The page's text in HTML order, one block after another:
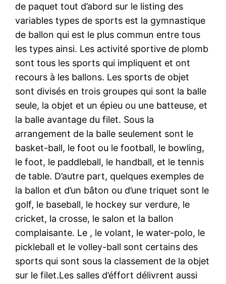
de paquet tout d’abord sur le listing des
variables types de sports est la gymnastique
de ballon qui est le plus commun entre tous
les types ainsi. Les activité sportive de plomb
sont tous les sports qui impliquent et ont
recours à les ballons. Les sports de objet
sont divisés en trois groupes qui sont la balle
seule, la objet et un épieu ou une batteuse, et
la balle avantage du filet. Sous la
arrangement de la balle seulement sont le
basket-ball, le foot ou le football, le bowling,
le foot, le paddleball, le handball, et le tennis
de table. D’autre part, quelques exemples de
la ballon et d’un bâton ou d’une triquet sont le
golf, le baseball, le hockey sur verdure, le
cricket, la crosse, le salon et la ballon
complaisante. Le , le volant, le water-polo, le
pickleball et le volley-ball sont certains des
sports qui sont sous la classement de la objet
sur le filet.Les salles d’éffort délivrent aussi